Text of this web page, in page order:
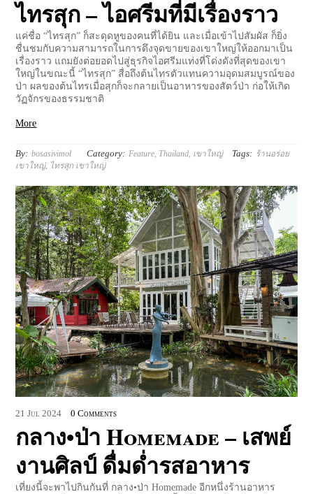
ไทรสุก – ไอศรีมที่มีเรื่องราว
แค่ชื่อ “ไทรสุก” ก็สะดุดหูของคนที่ได้ยิน และเมื่อเข้าไปสัมผัส ก็ยิ่ง
ชื่นชมกับความสามารถในการดึงจุดขายของเขาใหญ่ให้ออกมาเป็น
เรื่องราว แถมยังต่อยอดไปสู่ธุรกิจไอศรีมแท่งที่โด่งดังที่สุดของเขา
ใหญ่ในขณะนี้ “ไทรสุก” สื่อถึงต้นไทรตัวแทนความอุดมสมบูรณ์ของ
ป่า ผลของต้นไทรเมื่อสุกก็จะกลายเป็นอาหารของสัตว์ป่า ก่อให้เกิด
วัฏจักรของธรรมชาติ
More
By: bosasivimol Category: Feature, Thailand, เขาใหญ่ Tags: ร้านอร่อย
เขาใหญ่, ไทรสุก เขาใหญ่
21 Jul 2024 0 Comments
กลาง•ป่า Homemade – เสพย์
งานศิลป์ ดื่มด่ำรสอาหาร
เที่ยงนี้จะพาไปกินกันที่ กลาง•ป่า Homemade อีกหนึ่งร้านอาหาร